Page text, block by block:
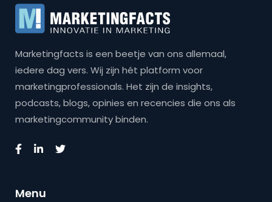
Marketingfacts is een beetje van ons allemaal,
iedere dag vers. Wij zijn hét platform voor
marketingprofessionals. Het zijn de insights,
podcasts, blogs, opinies en recencies die ons als
marketingcommunity binden.
Menu